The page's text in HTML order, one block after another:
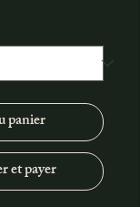
panier
et payer